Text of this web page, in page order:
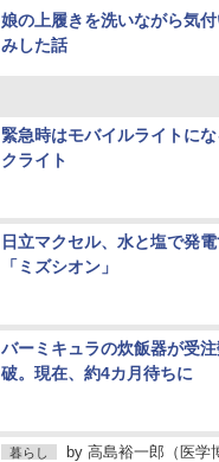
娘の上履きを洗いながら気
みした話
緊急時はモバイルライトに
クライト
日立マクセル、水と塩で発
「ミズシオン」
バーミキュラの炊飯器が受
破。現在、約4カ月待ちに
暮らし by 高島裕一郎（医学